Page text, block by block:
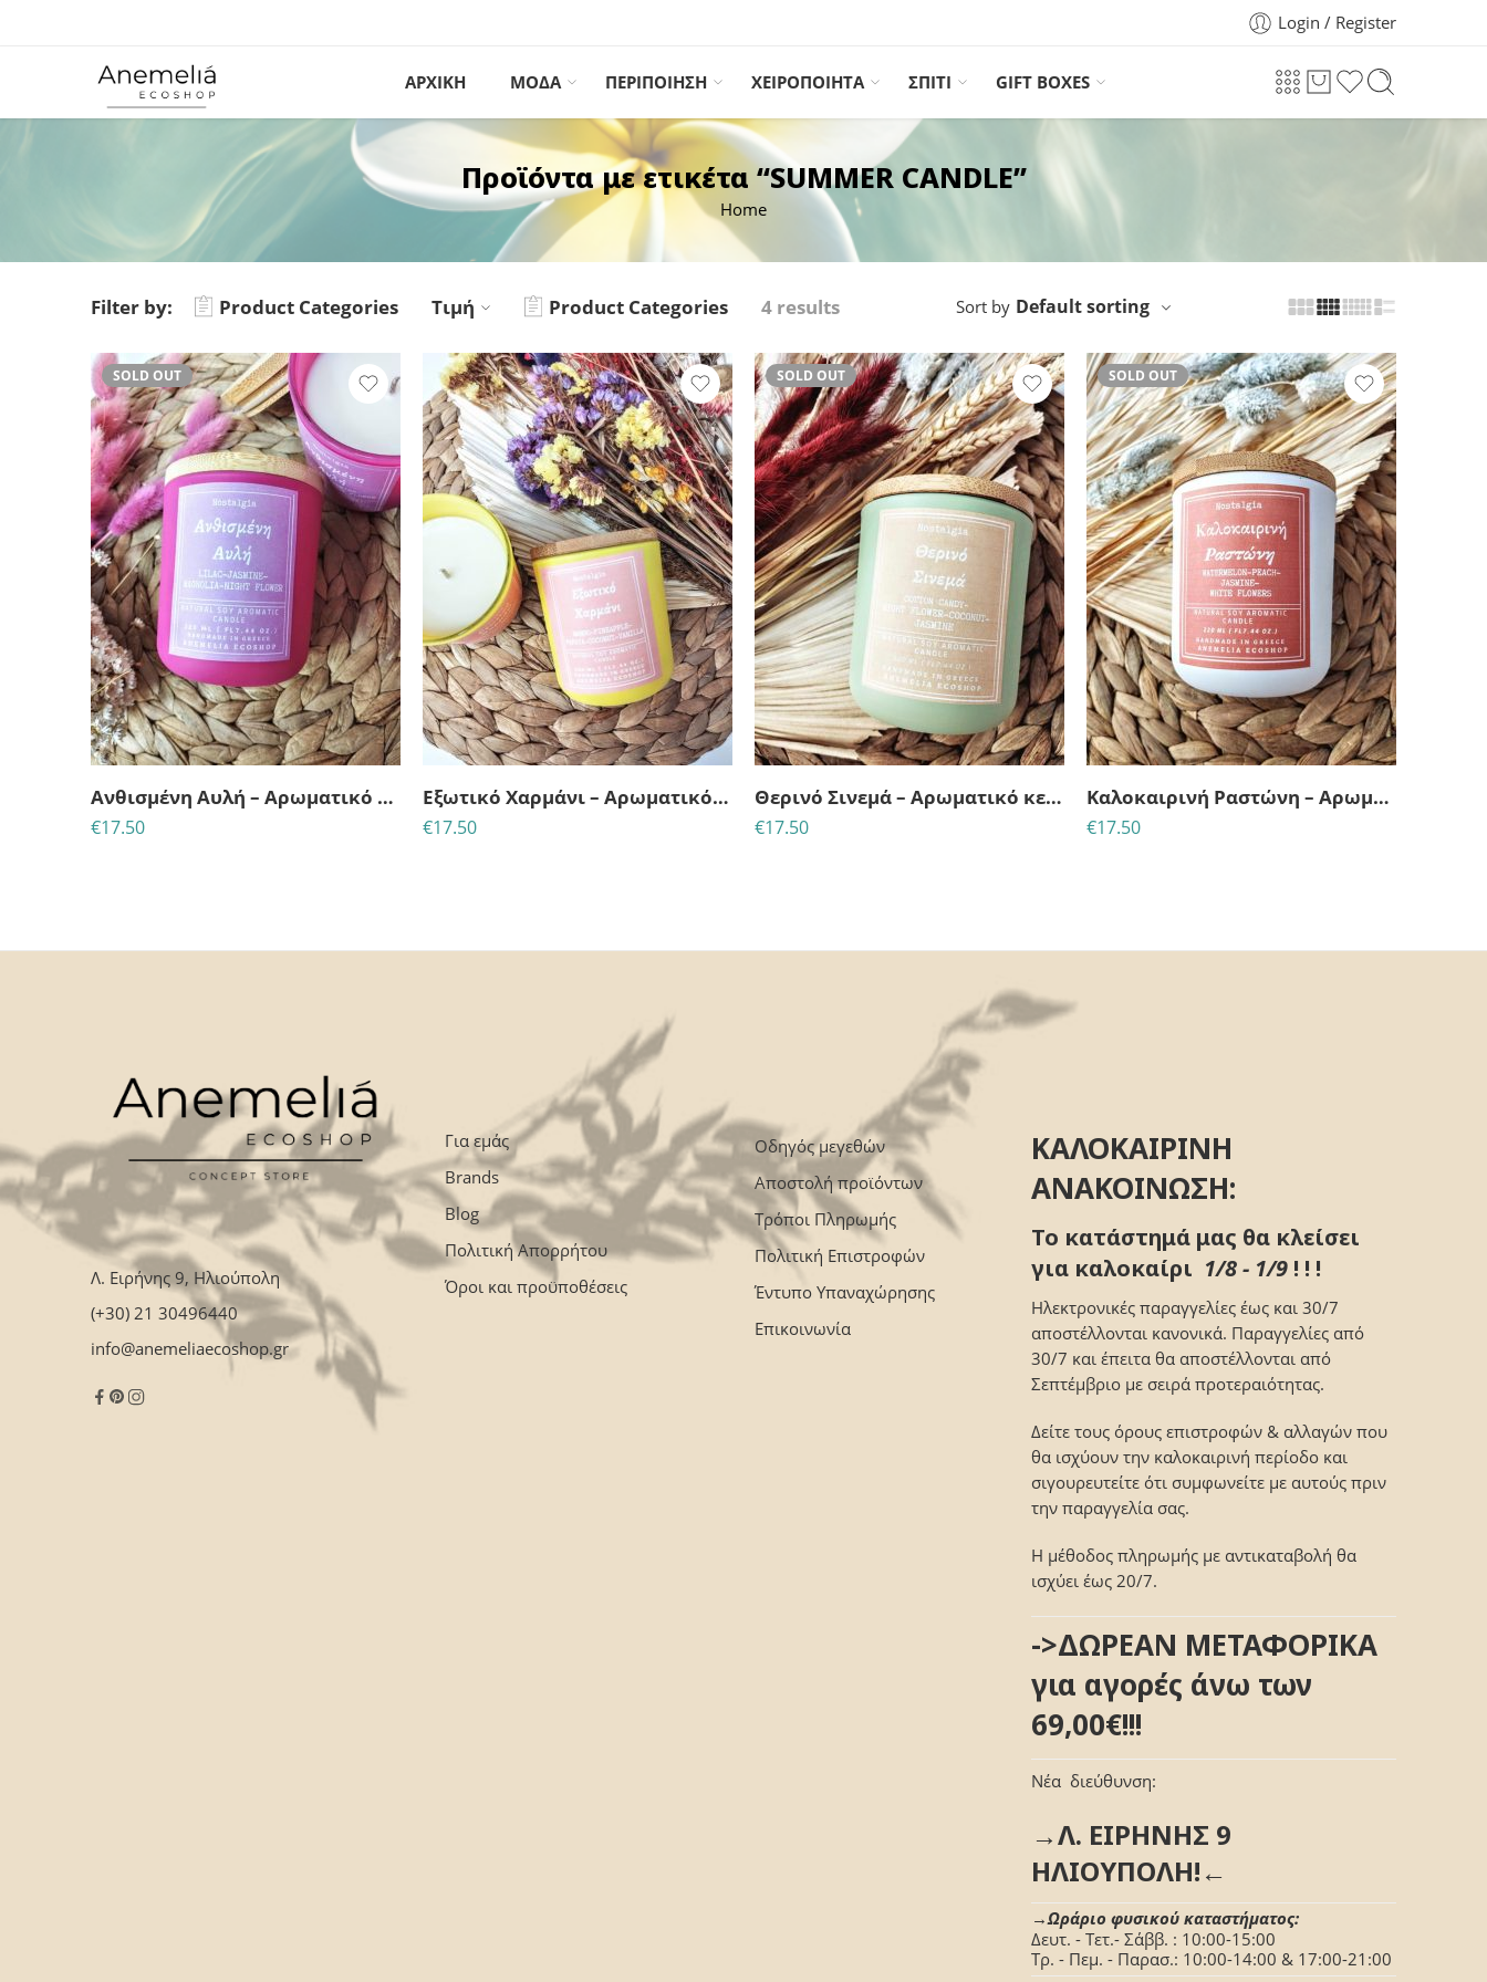
Login / Register
ΑΡΧΙΚΗ ΜΟΔΑ ΠΕΡΙΠΟΙΗΣΗ ΧΕΙΡΟΠΟΙΗΤΑ ΣΠΙΤΙ GIFT BOXES
Προϊόντα με ετικέτα “SUMMER CANDLE”
Home
Filter by: Product Categories Τιμή Product Categories 4 results Sort by Default sorting
SOLD OUT
Ανθισμένη Αυλή – Αρωματικό κερί σόγιας
€17.50
Εξωτικό Χαρμάνι – Αρωματικό κερί σόγιας
€17.50
SOLD OUT
Θερινό Σινεμά – Αρωματικό κερί σόγιας
€17.50
SOLD OUT
Καλοκαιρινή Ραστώνη – Αρωματικό κερί σόγιας
€17.50
Λ. Ειρήνης 9, Ηλιούπολη
(+30) 21 30496440
info@anemeliaecoshop.gr
Για εμάς
Brands
Blog
Πολιτική Απορρήτου
Όροι και προϋποθέσεις
Οδηγός μεγεθών
Αποστολή προϊόντων
Τρόποι Πληρωμής
Πολιτική Επιστροφών
Έντυπο Υπαναχώρησης
Επικοινωνία
ΚΑΛΟΚΑΙΡΙΝΗ
ΑΝΑΚΟΙΝΩΣΗ:
Το κατάστημά μας θα κλείσει
για καλοκαίρι 1/8 - 1/9 ! ! !
Ηλεκτρονικές παραγγελίες έως και 30/7
αποστέλλονται κανονικά. Παραγγελίες από
30/7 και έπειτα θα αποστέλλονται από
Σεπτέμβριο με σειρά προτεραιότητας.
Δείτε τους όρους επιστροφών & αλλαγών που
θα ισχύουν την καλοκαιρινή περίοδο και
σιγουρευτείτε ότι συμφωνείτε με αυτούς πριν
την παραγγελία σας.
Η μέθοδος πληρωμής με αντικαταβολή θα
ισχύει έως 20/7.
->ΔΩΡΕΑΝ ΜΕΤΑΦΟΡΙΚΑ
για αγορές άνω των
69,00€!!!
Νέα διεύθυνση:
→Λ. ΕΙΡΗΝΗΣ 9
ΗΛΙΟΥΠΟΛΗ!←
→Ωράριο φυσικού καταστήματος:
Δευτ. - Τετ.- Σάββ. : 10:00-15:00
Τρ. - Πεμ. - Παρασ.: 10:00-14:00 & 17:00-21:00